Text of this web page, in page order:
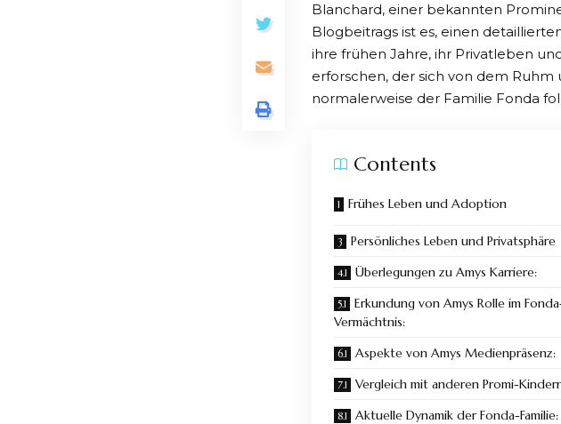
Blanchard, einer bekannten
Blogbeitrags ist es, einen
ihre frühen Jahre, ihr Privatleben
erforschen, der sich von dem
normalerweise der Familie Fonda
Contents
Frühes Leben und Adoption
Persönliches Leben und Privatsphäre
Überlegungen zu Amys Karriere:
Erkundung von Amys Rolle im
Vermächtnis:
Aspekte von Amys Medienpräsenz:
Vergleich mit anderen Promi-
Aktuelle Dynamik der Fonda-Familie: